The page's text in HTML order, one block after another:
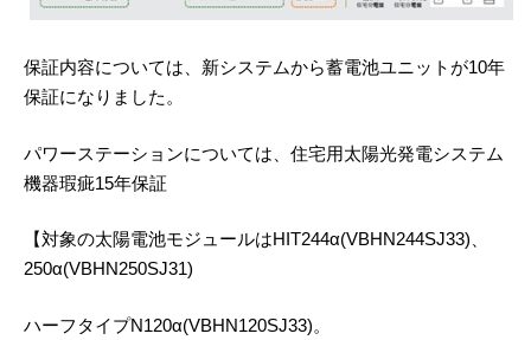
保証内容については、新システムから蓄電池ユニットが10年
保証になりました。
パワーステーションについては、住宅用太陽光発電システム
機器瑕疵15年保証
【対象の太陽電池モジュールはHIT244α(VBHN244SJ33)、
250α(VBHN250SJ31)
ハーフタイプN120α(VBHN120SJ33)。